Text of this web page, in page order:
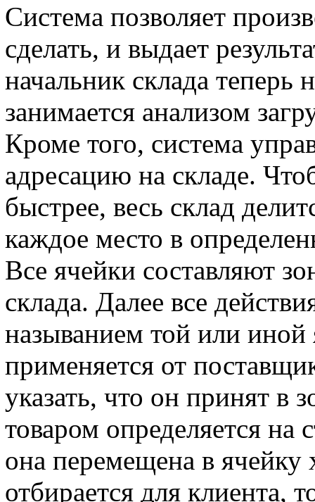
Система позволяет
сделать, и выдает
начальник склада теперь
занимается анализом
Кроме того, система
адресацию на складе.
быстрее, весь склад
каждое место в
Все ячейки составляют
склада. Далее все
называнием той или иной
применяется от
указать, что он принят в
товаром определяется на
она перемещена в ячейку
отбирается для клиента,